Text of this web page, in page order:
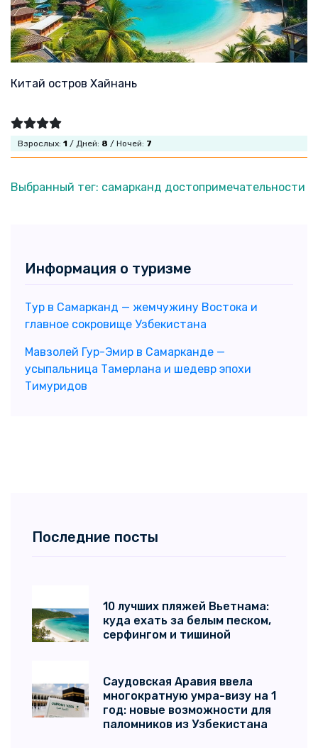
Китай остров Хайнань
Взрослых: 1 / Дней: 8 / Ночей: 7
Выбранный тег: самарканд достопримечательности
Информация о туризме
Тур в Самарканд — жемчужину Востока и
главное сокровище Узбекистана
Мавзолей Гур-Эмир в Самарканде —
усыпальница Тамерлана и шедевр эпохи
Тимуридов
Последние посты
10 лучших пляжей Вьетнама:
куда ехать за белым песком,
серфингом и тишиной
Саудовская Аравия ввела
многократную умра-визу на 1
год: новые возможности для
паломников из Узбекистана